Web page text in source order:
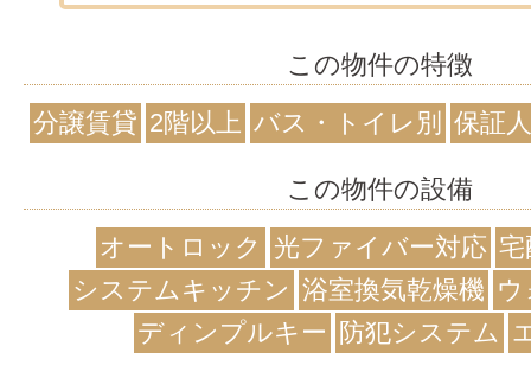
この物件の特徴
分譲賃貸 2階以上 バス・トイレ別 保証
この物件の設備
オートロック
光ファイバー対応
システムキッチン 浴室換気乾燥機
ディンプルキー 防犯システム